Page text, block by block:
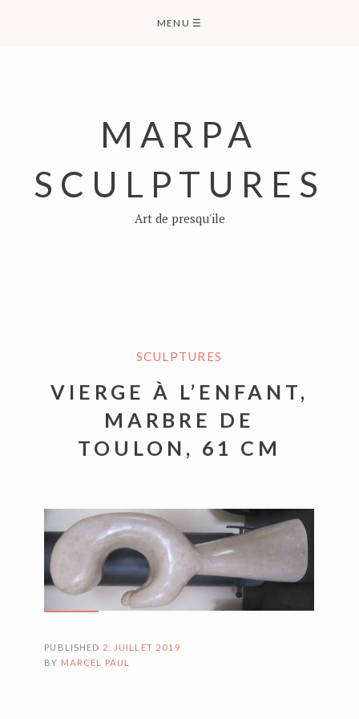
MENU ☰
MARPA
SCULPTURES
Art de presqu'ile
SCULPTURES
VIERGE À L’ENFANT,
MARBRE DE
TOULON, 61 CM
PUBLISHED 2. JUILLET 2019
BY MARCEL PAUL